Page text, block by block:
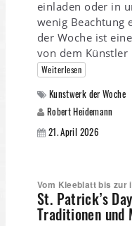
einladen oder in
wenig Beachtung
der Woche ist
von dem Künstler
Weiterlesen
Kunstwerk der Woche
Robert Heidemann
21. April 2026
Vom Kleeblatt bis zur
St. Patrick’s
Traditionen und